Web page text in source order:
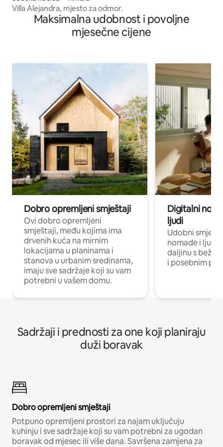
Villa Alejandra, mjesto za odmor.
Maksimalna udobnost i povoljne
mjesečne cijene
Dobro opremljeni smještaji
Ovi dobro opremljeni
smještaji, među kojima ima
drvenih kuća na mirnim
lokacijama u planinama i
stanova u urbanim sredinama,
imaju sve sadržaje koji su vam
potrebni u vašem domu.
Digitalni
ljudi
Udobni
nomade i ljude
daljinu s
i posebnim
Sadržaji i prednosti za one koji planiraju
duži boravak
Dobro opremljeni smještaji
Potpuno opremljeni prostori za najam uključuju
kuhinju i sve sadržaje koji su vam potrebni za ugodan
boravak od mjesec ili više dana. Savršena zamjena za